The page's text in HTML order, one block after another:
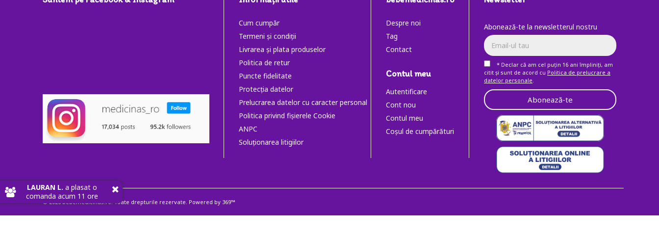
Cum cumpăr
Termeni și condiții
Livrarea și plata produselor
Politica de retur
Puncte fidelitate
Protecția datelor
Prelucrarea datelor cu caracter personal
Politica privind fișierele Cookie
ANPC
Soluţionarea litigiilor
Despre noi
Tag
Contact
Contul meu
Autentificare
Cont nou
Contul meu
Coşul de cumpărături
Abonează-te la newsletterul nostru
* Declar că am cel puţin 16 ani împliniţi, am
citit şi sunt de acord cu Politica de prelucrare a
datelor personale
Abonează-te
© 2026 bebemedicinas.ro. Toate drepturile rezervate. Powered by 369™
LAURAN L. a plasat o
comanda acum 11 ore